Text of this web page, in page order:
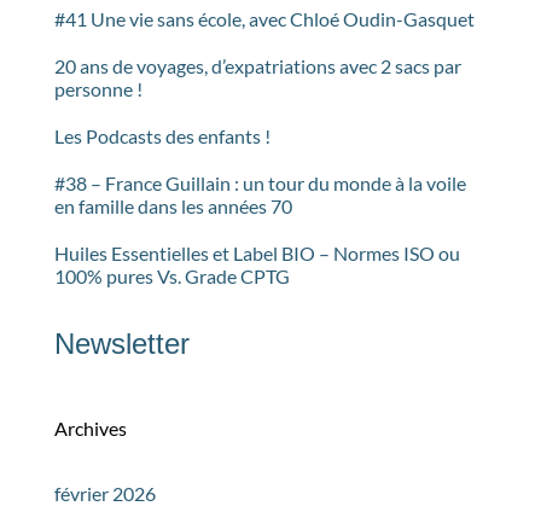
#41 Une vie sans école, avec Chloé Oudin-Gasquet
20 ans de voyages, d’expatriations avec 2 sacs par
personne !
Les Podcasts des enfants !
#38 – France Guillain : un tour du monde à la voile
en famille dans les années 70
Huiles Essentielles et Label BIO – Normes ISO ou
100% pures Vs. Grade CPTG
Newsletter
Archives
février 2026